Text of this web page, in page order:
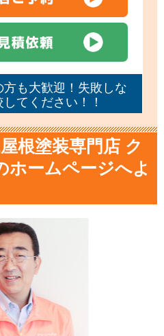
も大歓迎！失敗しな
てください！！
根塗装専門店 ク
ホームページへよ